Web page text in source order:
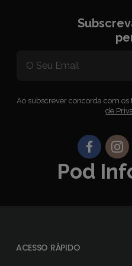
Ao subscrever concorda com os
de
Pod
ACESSO RÁPIDO